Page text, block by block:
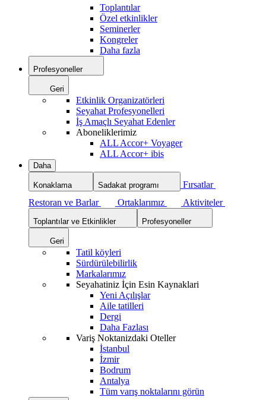
Toplantılar
Özel etkinlikler
Seminerler
Kongreler
Daha fazla
Profesyoneller
Geri
Etkinlik Organizatörleri
Seyahat Profesyonelleri
İş Amaçlı Seyahat Edenler
Aboneliklerimiz
ALL Accor+ Voyager
ALL Accor+ ibis
Daha
Konaklama Sadakat programı
Fırsatlar
Restoran ve Barlar
Ortaklarımız Aktiviteler
Toplantılar ve Etkinlikler Profesyoneller
Geri
Tatil köyleri
Sürdürülebilirlik
Markalarımız
Seyahatiniz İçin Esin Kaynaklari
Yeni Açılışlar
Aile tatilleri
Dergi
Daha Fazlası
Variş Noktanizdaki Oteller
İstanbul
İzmir
Bodrum
Antalya
Tüm varış noktalarını görün